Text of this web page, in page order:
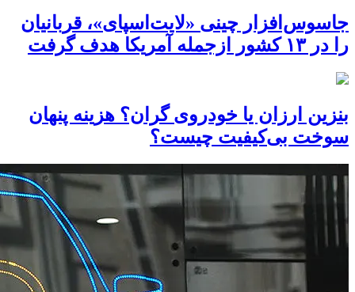
جاسوس‌افزار چینی «لایت‌اسپای»، قربانیان
را در ۱۳ کشور ازجمله آمریکا هدف گرفت
بنزین ارزان یا خودروی گران؟ هزینه پنهان
سوخت بی‌کیفیت چیست؟